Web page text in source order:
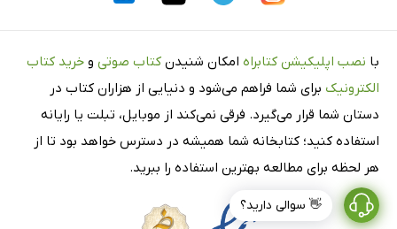
👋 سوالی دارید؟
با نصب اپلیکیشن کتابراه امکان شنیدن کتاب صوتی و خرید کتاب
الکترونیک برای شما فراهم می‌شود و دنیایی از هزاران کتاب در
دستان شما قرار می‌گیرد. فرقی نمی‌کند از موبایل، تبلت یا رایانه
استفاده کنید؛ کتابخانه شما همیشه در دسترس خواهد بود تا از
هر لحظه برای مطالعه بهترین استفاده را ببرید.